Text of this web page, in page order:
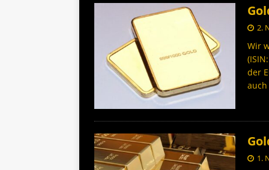
2.
Wir
der
auch
1.